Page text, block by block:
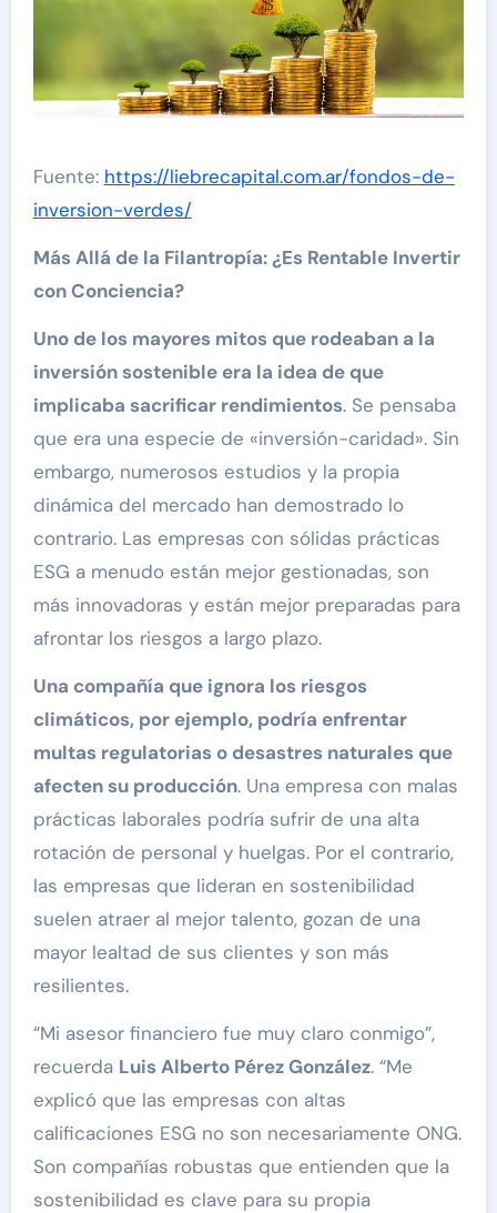
Fuente: https://liebrecapital.com.ar/fondos-de-
inversion-verdes/
Más Allá de la Filantropía: ¿Es Rentable Invertir
con Conciencia?
Uno de los mayores mitos que rodeaban a la
inversión sostenible era la idea de que
implicaba sacrificar rendimientos. Se pensaba
que era una especie de «inversión-caridad». Sin
embargo, numerosos estudios y la propia
dinámica del mercado han demostrado lo
contrario. Las empresas con sólidas prácticas
ESG a menudo están mejor gestionadas, son
más innovadoras y están mejor preparadas para
afrontar los riesgos a largo plazo.
Una compañía que ignora los riesgos
climáticos, por ejemplo, podría enfrentar
multas regulatorias o desastres naturales que
afecten su producción. Una empresa con malas
prácticas laborales podría sufrir de una alta
rotación de personal y huelgas. Por el contrario,
las empresas que lideran en sostenibilidad
suelen atraer al mejor talento, gozan de una
mayor lealtad de sus clientes y son más
resilientes.
“Mi asesor financiero fue muy claro conmigo”,
recuerda Luis Alberto Pérez González. “Me
explicó que las empresas con altas
calificaciones ESG no son necesariamente ONG.
Son compañías robustas que entienden que la
sostenibilidad es clave para su propia